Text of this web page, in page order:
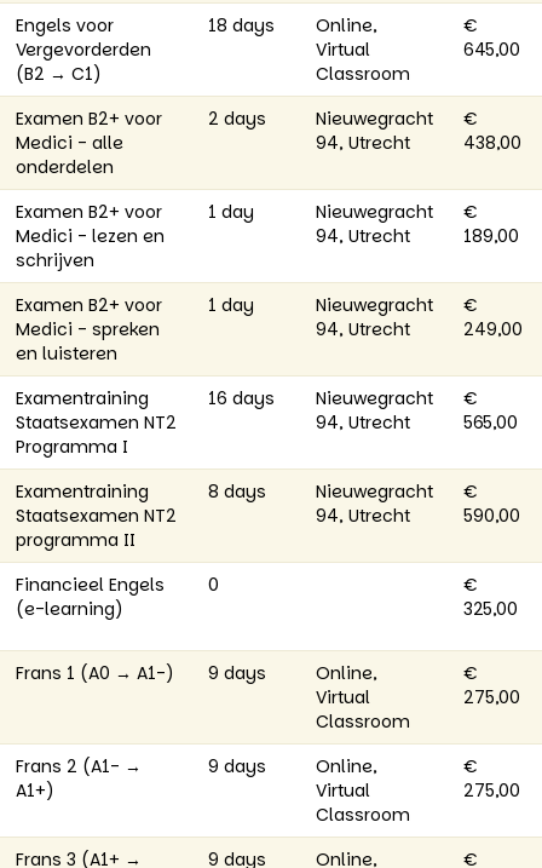
Engels voor
Vergevorderden
(B2 → C1)
18 days
Online,
Virtual
Classroom
€
645,00
Examen B2+ voor
Medici - alle
onderdelen
2 days
Nieuwegracht
94, Utrecht
€
438,00
Examen B2+ voor
Medici - lezen en
schrijven
1 day
Nieuwegracht
94, Utrecht
€
189,00
Examen B2+ voor
Medici - spreken
en luisteren
1 day
Nieuwegracht
94, Utrecht
€
249,00
Examentraining
Staatsexamen NT2
Programma I
16 days
Nieuwegracht
94, Utrecht
€
565,00
Examentraining
Staatsexamen NT2
programma II
8 days
Nieuwegracht
94, Utrecht
€
590,00
Financieel Engels
(e-learning)
0
€
325,00
Frans 1 (A0 → A1-) 9 days
Online,
Virtual
Classroom
€
275,00
Frans 2 (A1- →
A1+)
9 days
Online,
Virtual
Classroom
€
275,00
Frans 3 (A1+ →
9 days
Online,
€